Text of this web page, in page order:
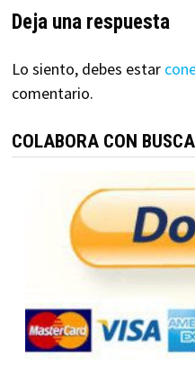
Deja una respuesta
Lo siento, debes estar
comentario.
COLABORA CON